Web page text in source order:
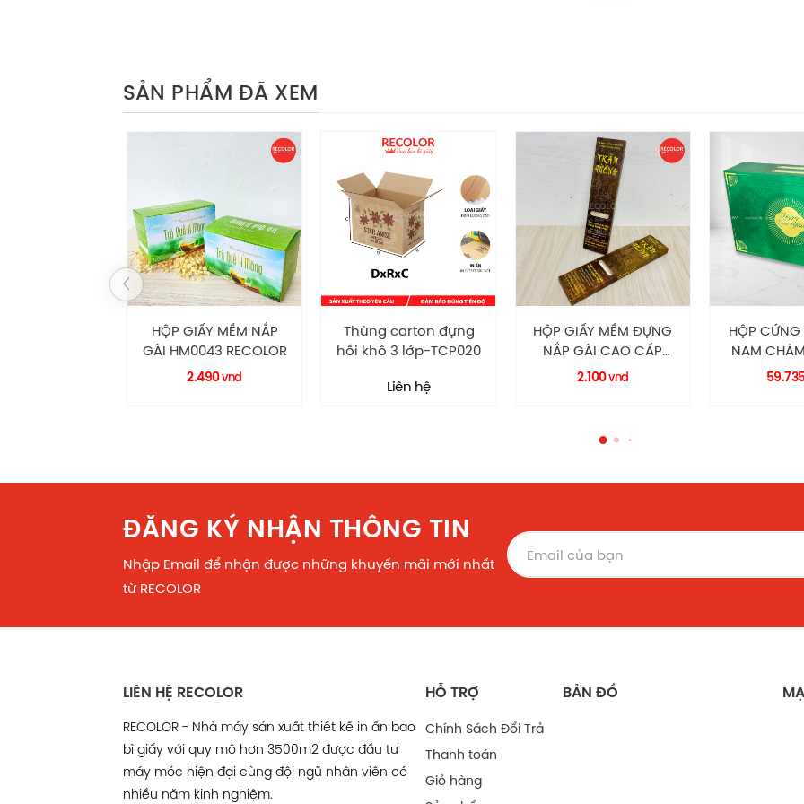
SẢN PHẨM ĐÃ XEM
Thùng carton đựng
hồi khô 3 lớp-TCP020
Liên hệ
HỘP GIẤY MỀM ĐỰNG
NẮP GÀI CAO CẤP
HỘP CỨNG CAO CẤP
NAM CHÂM QUÀ TẾT
HC0230 RECOLOR
59.735vnd
HỘP GIẤY
GÀI CAO
ĐĂNG KÝ NHẬN THÔNG TIN
Nhập Email để nhận được những khuyến mãi mới nhất
từ RECOLOR
LIÊN HỆ RECOLOR
RECOLOR - Nhà máy sản xuất thiết kế in ấn bao
bì giấy với quy mô hơn 3500m2 được đầu tư
máy móc hiện đại cùng đội ngũ nhân viên có
nhiều năm kinh nghiệm.
HỖ TRỢ
Chính Sách Đổi Trả
Thanh toán
Giỏ hàng
BẢN ĐỒ